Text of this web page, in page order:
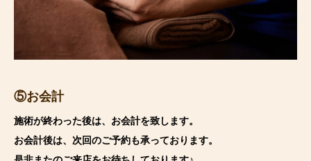
⑤お会計
施術が終わった後は、お会計を致します。
お会計後は、次回のご予約も承っております。